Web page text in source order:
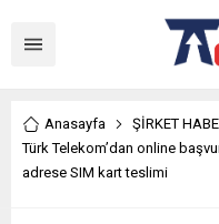
Anasayfa
ŞİRKET
Türk Telekom’dan online
adrese SIM kart teslimi